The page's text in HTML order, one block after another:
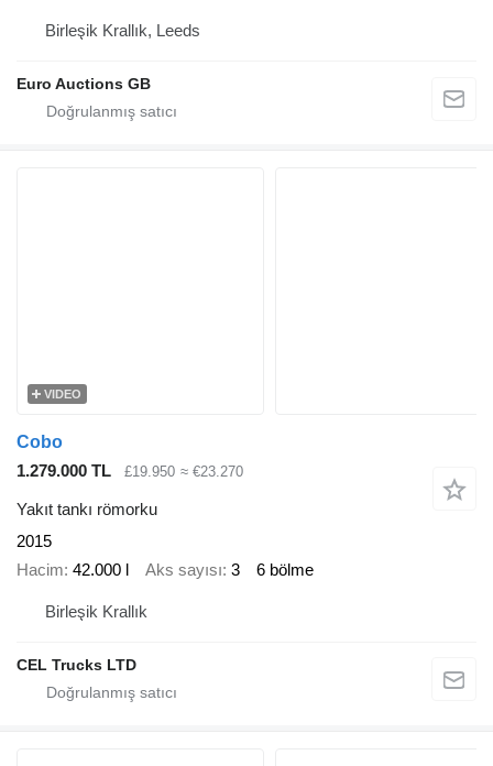
Birleşik Krallık, Leeds
Euro Auctions GB
VIDEO
Cobo
1.279.000 TL
£19.950 ≈ €23.270
Yakıt tankı römorku
2015
Hacim 42.000 l Aks sayısı 3 6 bölme
Birleşik Krallık
CEL Trucks LTD